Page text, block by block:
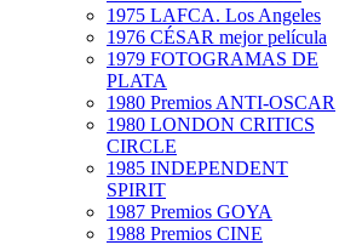
1975 LAFCA. Los Angeles
1976 CÉSAR mejor película
1979 FOTOGRAMAS DE
PLATA
1980 Premios ANTI-OSCAR
1980 LONDON CRITICS
CIRCLE
1985 INDEPENDENT
SPIRIT
1987 Premios GOYA
1988 Premios CINE